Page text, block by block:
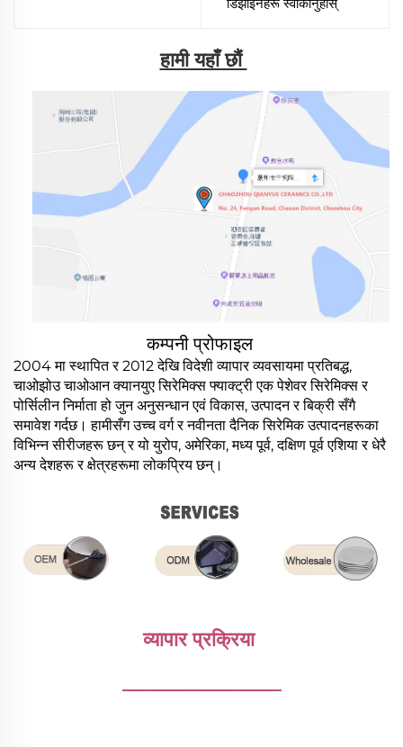
डिझाइनहरू स्वीकार्नुहोस्
हामी यहाँ छौं
कम्पनी प्रोफाइल
2004 मा स्थापित र 2012 देखि विदेशी व्यापार व्यवसायमा प्रतिबद्ध,
चाओझोउ चाओआन क्यानयुए सिरेमिक्स फ्याक्ट्री एक पेशेवर सिरेमिक्स र
पोर्सिलीन निर्माता हो जुन अनुसन्धान एवं विकास, उत्पादन र बिक्री सँगै
समावेश गर्दछ। हामीसँग उच्च वर्ग र नवीनता दैनिक सिरेमिक उत्पादनहरूका
विभिन्न सीरीजहरू छन् र यो युरोप, अमेरिका, मध्य पूर्व, दक्षिण पूर्व एशिया र धेरै
अन्य देशहरू र क्षेत्रहरूमा लोकप्रिय छन्।
व्यापार प्रक्रिया
________________